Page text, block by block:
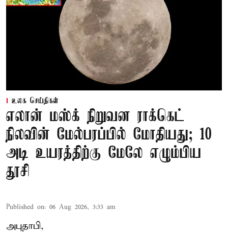
உலக செய்திகள்
எலான் மஸ்க் நிறுவன ராக்கெட்
நிலவின் மேல்பரப்பில் மோதியது; 10
அடி உயரத்திற்கு மேலே எழும்பிய
தூசி
Published on: 06 Aug 2026, 3:33 am
அபுதாபி,